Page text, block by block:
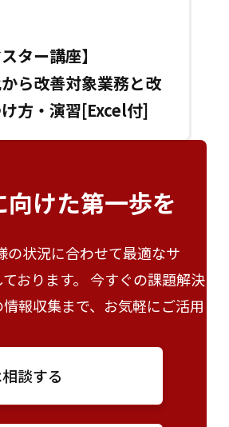
ター講座】
ら改善対象業務と改
方・演習[Excel付]
向けた第一歩を
の状況に合わせて最適なサ
おります。 今すぐの課題解決
報収集まで、お気軽にご活用
談する